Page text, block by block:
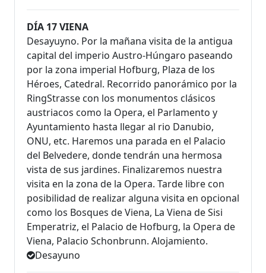
DÍA 17 VIENA
Desayuyno. Por la mañana visita de la antigua
capital del imperio Austro-Húngaro paseando
por la zona imperial Hofburg, Plaza de los
Héroes, Catedral. Recorrido panorámico por la
RingStrasse con los monumentos clásicos
austriacos como la Opera, el Parlamento y
Ayuntamiento hasta llegar al rio Danubio,
ONU, etc. Haremos una parada en el Palacio
del Belvedere, donde tendrán una hermosa
vista de sus jardines. Finalizaremos nuestra
visita en la zona de la Opera. Tarde libre con
posibilidad de realizar alguna visita en opcional
como los Bosques de Viena, La Viena de Sisi
Emperatriz, el Palacio de Hofburg, la Opera de
Viena, Palacio Schonbrunn. Alojamiento.
Desayuno